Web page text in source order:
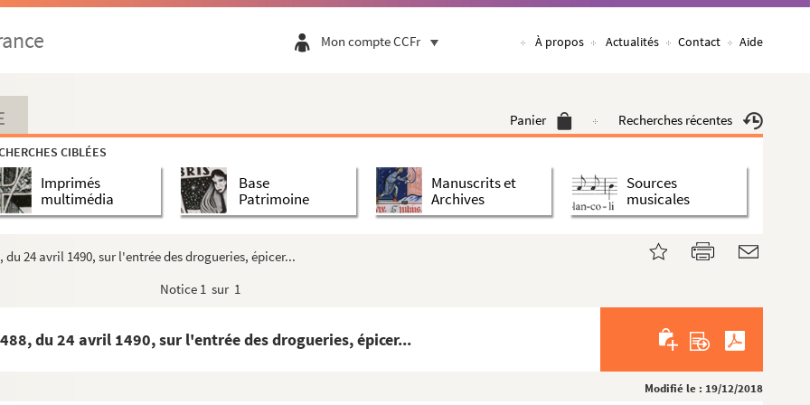
Mon compte CCFr À propos Actualités Contact Aide
Panier Recherches récentes
CIBLÉES
Imprimés
multimédia
Base
Patrimoine
Manuscrits et
Archives
Sources
musicales
du 24 avril 1490, sur l'entrée des drogueries, épicer...
Notice 1 sur 1
du 24 avril 1490, sur l'entrée des drogueries, épicer...
Modifié le : 19/12/2018
de Chénier
recueillies et rédigées par Joconde Guiba...
hépatiques, par C. Roumeguère
Pyrénées-Orientales et de la Haute-Garonne...
des anciens et des modernes et...
étuis, boîtes, cuillers, encriers, si...
edificatione monasterii Crassensis, authore Ph...